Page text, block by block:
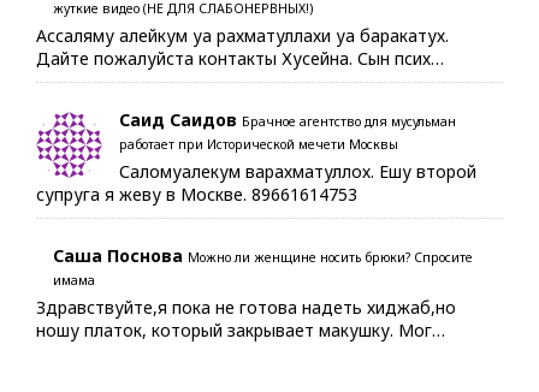
жуткие видео (НЕ ДЛЯ СЛАБОНЕРВНЫХ!)
Ассаляму алейкум уа рахматуллахи уа баракатух.
Дайте пожалуйста контакты Хусейна. Сын псих…
Саид Саидов Брачное агентство для мусульман
работает при Исторической мечети Москвы
Саломуалекум варахматуллох. Ешу второй
супруга я жеву в Москве. 89661614753
Саша Поснова Можно ли женщине носить брюки? Спросите
имама
Здравствуйте,я пока не готова надеть хиджаб,но
ношу платок, который закрывает макушку. Мог…